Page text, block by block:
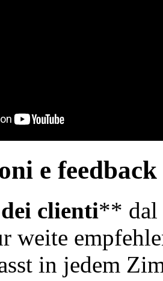
e
clienti** dal
weite
in jedem